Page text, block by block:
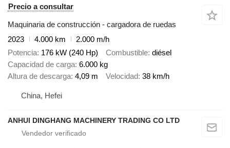
Precio a consultar
Maquinaria de construcción - cargadora de ruedas
2023
4.000 km
2.000 m/h
Potencia 176 kW (240 Hp) Combustible diésel
Capacidad de carga 6.000 kg
Altura de descarga 4,09 m Velocidad 38 km/h
China, Hefei
ANHUI DINGHANG MACHINERY TRADING CO LTD